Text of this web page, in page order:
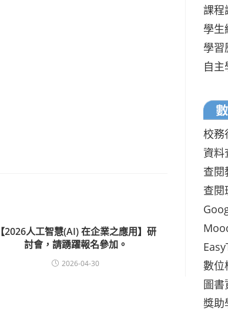
【2026人工智慧(AI) 在企業之應用】研
討會，請踴躍報名參加。
2026-04-30
課程
學生
學習
自主
校務
資料
查閱
查閱
數位
圖書
獎助